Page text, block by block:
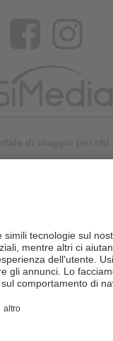
verificare errori.
di tutte le
si prega di
sul posto